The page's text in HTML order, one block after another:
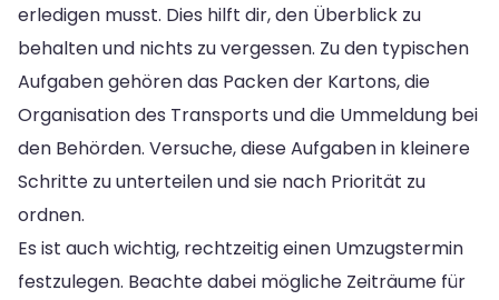
erledigen musst. Dies hilft dir, den Überblick zu
behalten und nichts zu vergessen. Zu den typischen
Aufgaben gehören das Packen der Kartons, die
Organisation des Transports und die Ummeldung bei
den Behörden. Versuche, diese Aufgaben in kleinere
Schritte zu unterteilen und sie nach Priorität zu
ordnen.
Es ist auch wichtig, rechtzeitig einen Umzugstermin
festzulegen. Beachte dabei mögliche Zeiträume für